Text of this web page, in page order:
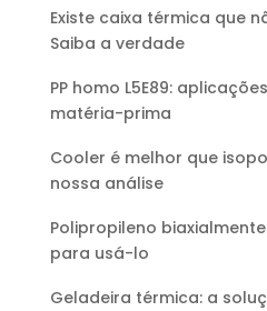
Existe caixa térmica que
Saiba a verdade
PP homo L5E89:
matéria-prima
Cooler é melhor que
nossa análise
Polipropileno
para usá-lo
Geladeira térmica: a